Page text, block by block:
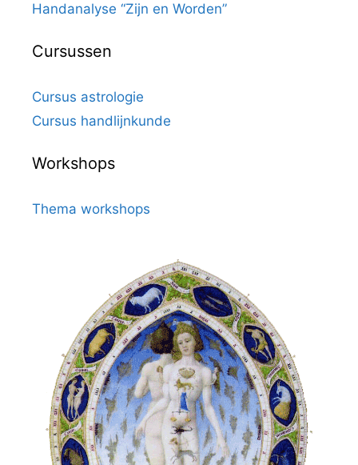
Handanalyse “Zijn en Worden”
Cursussen
Cursus astrologie
Cursus handlijnkunde
Workshops
Thema workshops